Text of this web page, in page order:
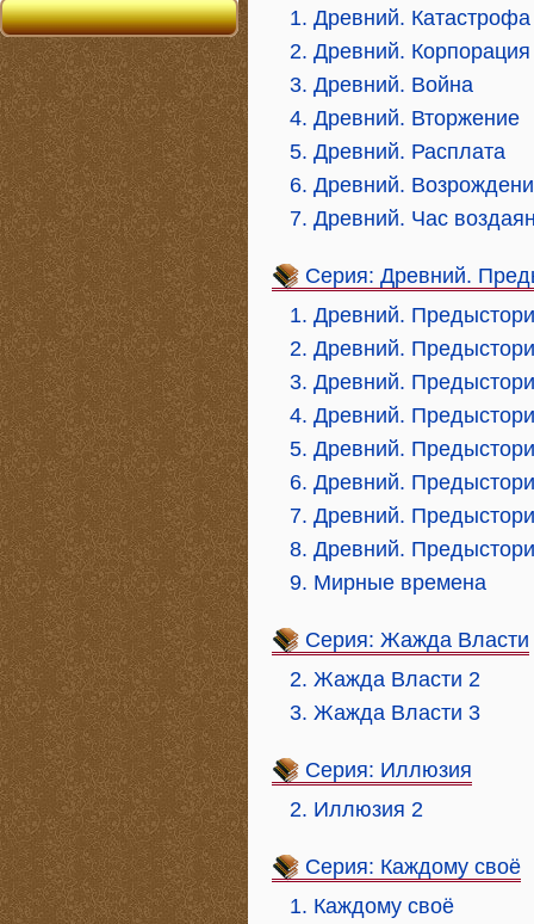
1. Древний. Катастрофа
2. Древний. Корпорация
3. Древний. Война
4. Древний. Вторжение
5. Древний. Расплата
6. Древний.
7. Древний. Час
Серия: Древний.
1. Древний.
2. Древний.
3. Древний.
4. Древний.
5. Древний.
6. Древний.
7. Древний.
8. Древний.
9. Мирные времена
Серия: Жажда Власти
2. Жажда Власти 2
3. Жажда Власти 3
Серия: Иллюзия
2. Иллюзия 2
Серия: Каждому своё
1. Каждому своё